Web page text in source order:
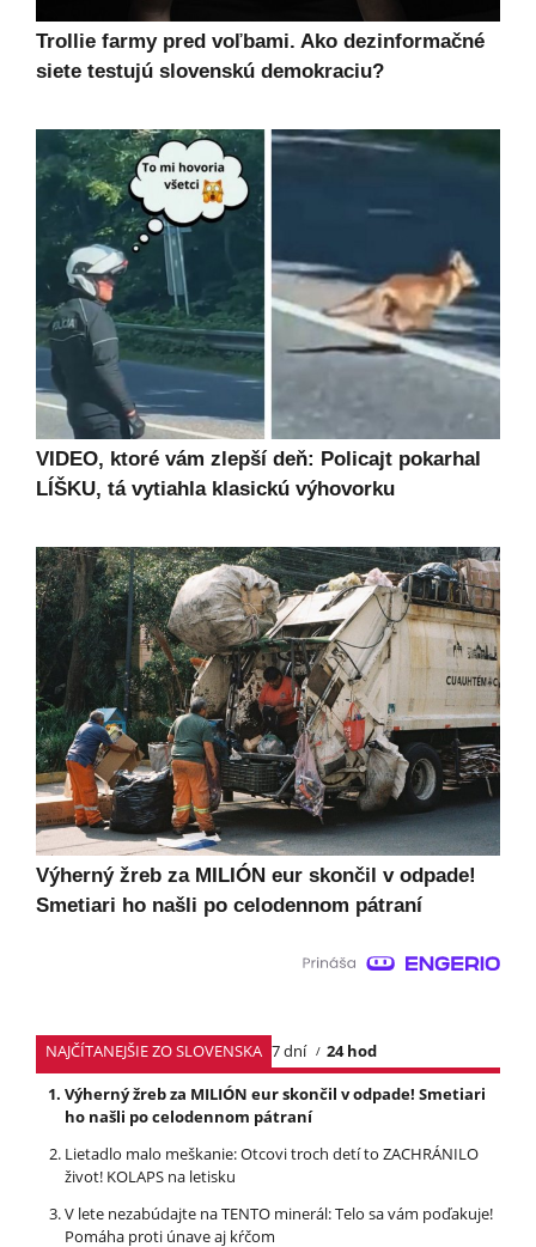
Trollie farmy pred voľbami. Ako dezinformačné
siete testujú slovenskú demokraciu?
VIDEO, ktoré vám zlepší deň: Policajt pokarhal
LÍŠKU, tá vytiahla klasickú výhovorku
Výherný žreb za MILIÓN eur skončil v odpade!
Smetiari ho našli po celodennom pátraní
NAJČÍTANEJŠIE ZO SLOVENSKA 7 dní
24 hod
Výherný žreb za MILIÓN eur skončil v odpade! Smetiari
ho našli po celodennom pátraní
Lietadlo malo meškanie: Otcovi troch detí to ZACHRÁNILO
život! KOLAPS na letisku
V lete nezabúdajte na TENTO minerál: Telo sa vám poďakuje!
Pomáha proti únave aj kŕčom